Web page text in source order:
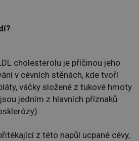
cholesterolu je příčinou jeho
v cévních stěnách, kde tvoří
váčky složené z tukové hmoty
jedním z hlavních příznaků
z této napůl ucpané cévy,